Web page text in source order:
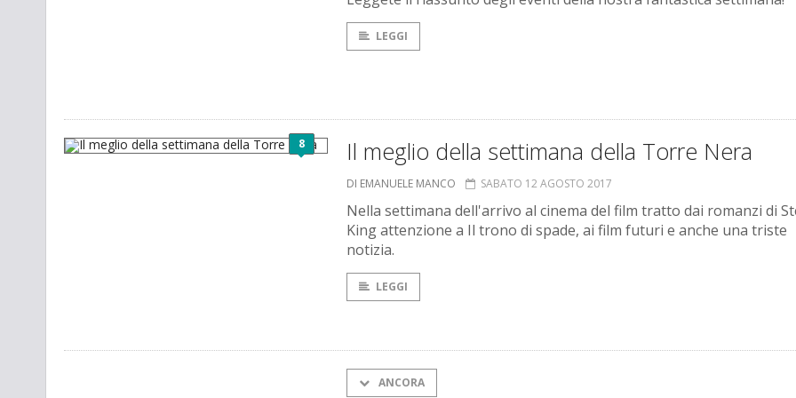
LEGGI
8 Il meglio della settimana della Torre Nera
DI EMANUELE MANCO SABATO 12 AGOSTO 2017
Nella settimana dell'arrivo al cinema del film tratto dai romanzi di
King attenzione a Il trono di spade, ai film futuri e anche una triste
notizia.
LEGGI
ANCORA